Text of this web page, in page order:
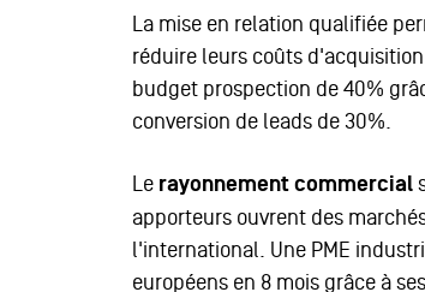
La mise en relation qualifiée
réduire leurs coûts
budget prospection de 40%
conversion de leads de 30%.
Le rayonnement commercial
apporteurs ouvrent des
l'international. Une PME
européens en 8 mois grâce à